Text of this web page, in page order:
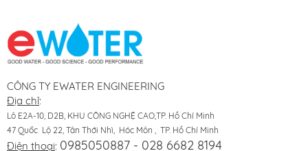
CÔNG TY EWATER ENGINEERING
Địa chỉ:
Lô E2A-10, D2B, KHU CÔNG NGHỆ CAO,TP. Hồ Chí Minh
47 Quốc Lộ 22, Tân Thới Nhì, Hóc Môn , TP. Hồ Chí Minh
Điện thoại: 0985050887 - 028 6682 8194